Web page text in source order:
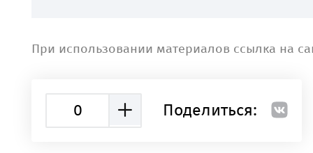
При использовании материалов ссылка на
0 Поделиться: